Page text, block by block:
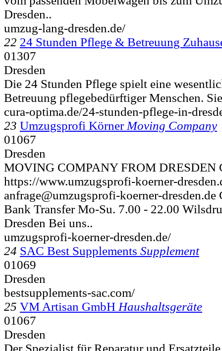
Dresden..
umzug-lang-dresden.de/
22 24 Stunden Pflege & Betreuung
01307
Dresden
Die 24 Stunden Pflege spielt eine
Betreuung pflegebedürftiger Menschen.
cura-optima.de/24-stunden-pflege-in-
23 Umzugsprofi Körner Moving Company
01067
Dresden
MOVING COMPANY FROM DRESDEN
https://www.umzugsprofi-koerner-
anfrage@umzugsprofi-koerner-dresden.de
Bank Transfer Mo-Su. 7.00 - 22.00
Dresden Bei uns..
umzugsprofi-koerner-dresden.de/
24 SAC Best Supplements Supplement
01069
Dresden
bestsupplements-sac.com/
25 VM Artisan GmbH Haushaltsgeräte
01067
Dresden
Der Spezialist für Reparatur und